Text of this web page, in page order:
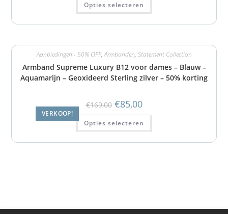
Opties selecteren
VERKOOP!
Aanbiedingen - 50% OFF,Armbanden, Statement Collection
Armband Supreme Luxury B12 voor dames – Blauw –
Aquamarijn – Geoxideerd Sterling zilver – 50% korting
€169,00 €85,00
Opties selecteren